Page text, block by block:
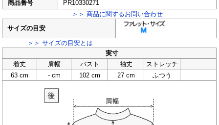
商品番号
PR10330271
＞＞ 商品に関するお問い合わせ
サイズの目安
＞＞ サイズの目安とは
実寸
着丈
肩幅 バスト 袖丈
ストレッチ
63 cm
- cm 102 cm 27 cm ふつう